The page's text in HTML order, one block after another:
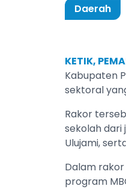
Daerah
KETIK,
Kabupaten
sektoral
‎‎Rakor
sekolah dari
Ulujami,
‎Dalam
program